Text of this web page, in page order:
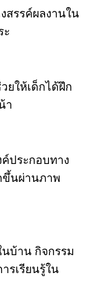
สรรค์ผลงานใน
ะ
ยให้เด็กได้ฝึก
า
ประกอบทาง
ขึ้นผ่านภาพ
นบ้าน กิจกรรม
รเรียนรู้ใน